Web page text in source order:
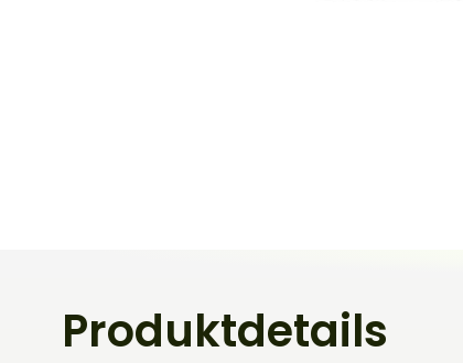
Produktdetails